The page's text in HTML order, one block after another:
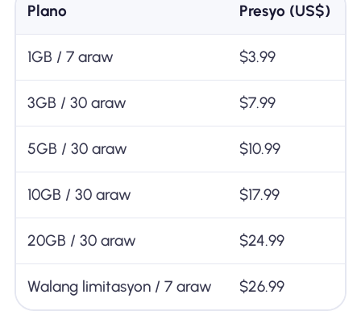
Plano Presyo (US$)
1GB / 7 araw $3.99
3GB / 30 araw $7.99
5GB / 30 araw $10.99
10GB / 30 araw $17.99
20GB / 30 araw $24.99
Walang limitasyon / 7 araw $26.99